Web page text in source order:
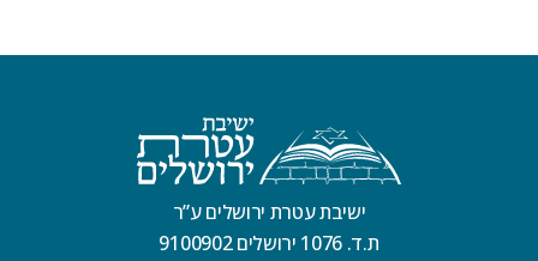
ישיבת עטרת ירושלים ע”ר
ת.ד. 1076 ירושלים 9100902